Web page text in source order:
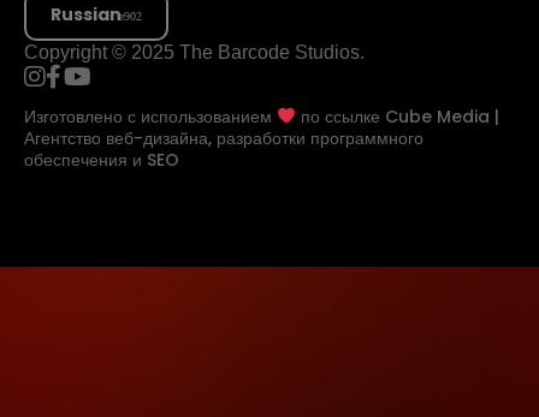
Russian
Copyright © 2025 The Barcode Studios.
Изготовлено с использованием по ссылке Cube Media |
Агентство веб-дизайна, разработки программного
обеспечения и SEO